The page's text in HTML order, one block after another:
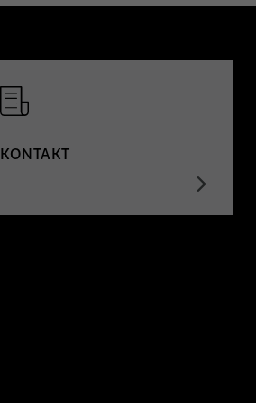
KONTAKT